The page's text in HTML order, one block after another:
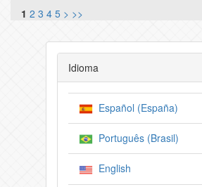
1 2 3 4 5 > >>
Idioma
Español (España)
Português (Brasil)
English